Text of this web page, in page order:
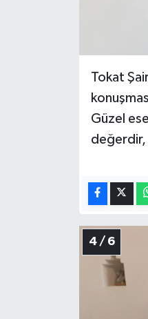
Tokat
Güzel
değerdir,
4 / 6